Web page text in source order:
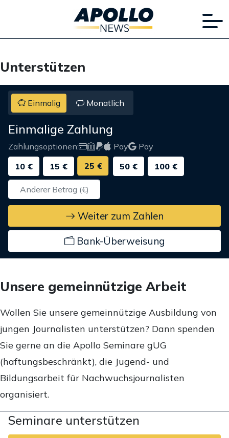
Unterstützen
Einmalig Monatlich
Einmalige Zahlung
Zahlungsoptionen: Pay
Pay
10 €
15 € 25 € 50 € 100 €
Weiter zum Zahlen
Bank-Überweisung
Unsere gemeinnützige Arbeit
Wollen Sie unsere gemeinnützige Ausbildung von
jungen Journalisten unterstützen? Dann spenden
Sie gerne an die Apollo Seminare gUG
(haftungsbeschränkt), die Jugend- und
Bildungsarbeit für Nachwuchsjournalisten
organisiert.
Seminare unterstützen